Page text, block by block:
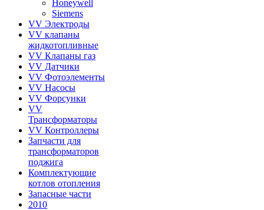
Honeywell
Siemens
VV Электроды
VV клапаны
жидкотопливные
VV Клапаны газ
VV Датчики
VV Фотоэлементы
VV Насосы
VV Форсунки
VV
Трансформаторы
VV Контроллеры
Запчасти для
трансформаторов
поджига
Комплектующие
котлов отопления
Запасные части
2010